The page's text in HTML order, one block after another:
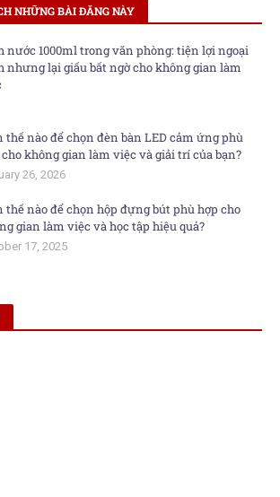
NHỮNG BÀI ĐĂNG NÀY
nước 1000ml trong văn phòng: tiện lợi ngoại
nhưng lại giấu bất ngờ cho không gian làm
thế nào để chọn đèn bàn LED cảm ứng phù
không gian làm việc và giải trí của bạn?
26, 2026
thế nào để chọn hộp đựng bút phù hợp cho
gian làm việc và học tập hiệu quả?
17, 2025